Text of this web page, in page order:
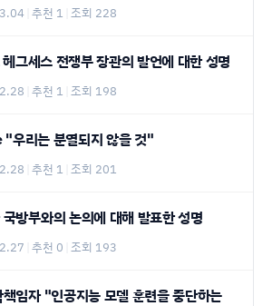
추천 1 조회 228
세스 전쟁부 장관의 발언에 대한 성명
추천 1 조회 198
리는 분열되지 않을 것"
추천 1 조회 201
방부와의 논의에 대해 발표한 성명
추천 0 조회 193
임자 "인공지능 모델 훈련을 중단하는